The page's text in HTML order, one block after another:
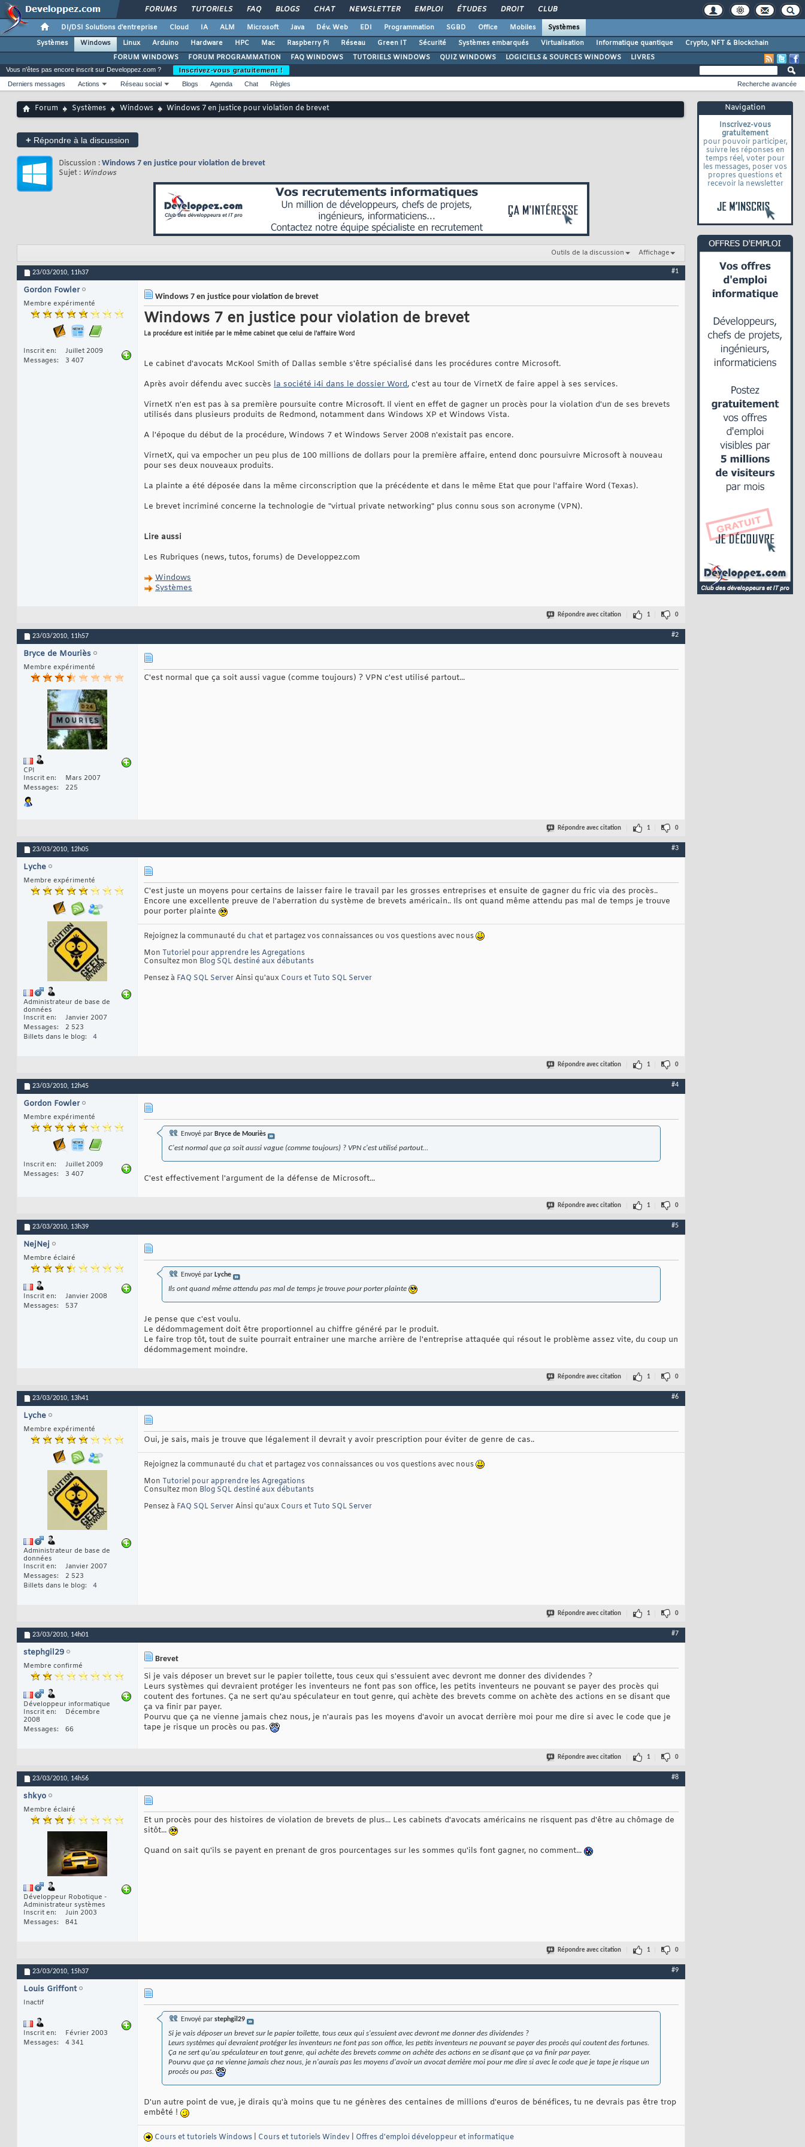
FORUMS TUTORIELS FAQ BLOGS CHAT NEWSLETTER EMPLOI ÉTUDES DROIT CLUB
DI/DSI Solutions d'entreprise Cloud IA ALM Microsoft Java Dév. Web EDI Programmation SGBD Office Mobiles
Systèmes
Systèmes
Windows Linux Arduino Hardware HPC Mac Raspberry Pi Réseau Green IT Sécurité Systèmes embarqués Virtualisation Informatique quantique
Crypto, NFT & Blockchain
FORUM WINDOWS
FORUM PROGRAMMATION FAQ WINDOWS TUTORIELS WINDOWS QUIZ WINDOWS LOGICIELS & SOURCES WINDOWS LIVRES
Navigation
Inscrivez-vous
gratuitement
pour pouvoir participer,
suivre les réponses en
temps réel, voter pour
les messages, poser vos
propres questions et
recevoir la newsletter
Vous n'êtes pas encore inscrit sur Developpez.com ?
Inscrivez-vous gratuitement !
Derniers messages
Actions Réseau social Blogs Agenda Chat Règles Recherche avancée
Forum Systèmes Windows Windows 7 en justice pour violation de brevet
+ Répondre à la discussion
Discussion : Windows 7 en justice pour violation de brevet
Sujet : Windows
Outils de la discussion Affichage
23/03/2010, 11h37 #1
Gordon Fowler
Membre expérimenté
Inscrit en
Juillet 2009
Messages
3 407
Windows 7 en justice pour violation de brevet
Windows 7 en justice pour violation de brevet
La procédure est initiée par le même cabinet que celui de l'affaire Word
Le cabinet d'avocats McKool Smith of Dallas semble s'être spécialisé dans les procédures contre Microsoft.
Après avoir défendu avec succès la société i4i dans le dossier Word, c'est au tour de VirnetX de faire appel à ses services.
VirnetX n'en est pas à sa première poursuite contre Microsoft. Il vient en effet de gagner un procès pour la violation d'un de ses brevets
utilisés dans plusieurs produits de Redmond, notamment dans Windows XP et Windows Vista.
A l'époque du début de la procédure, Windows 7 et Windows Server 2008 n'existait pas encore.
VirnetX, qui va empocher un peu plus de 100 millions de dollars pour la première affaire, entend donc poursuivre Microsoft à nouveau
pour ses deux nouveaux produits.
La plainte a été déposée dans la même circonscription que la précédente et dans le même Etat que pour l'affaire Word (Texas).
Le brevet incriminé concerne la technologie de "virtual private networking" plus connu sous son acronyme (VPN).
Lire aussi
Les Rubriques (news, tutos, forums) de Developpez.com
Windows
Systèmes
Répondre avec citation 1 0
23/03/2010, 11h57 #2
Bryce de Mouriès
Membre expérimenté
CPI
Inscrit en
Mars 2007
Messages
225
C'est normal que ça soit aussi vague (comme toujours) ? VPN c'est utilisé partout...
Répondre avec citation 1 0
23/03/2010, 12h05 #3
Lyche
Membre expérimenté
Administrateur de base de
données
Inscrit en
Janvier 2007
Messages
2 523
Billets dans le blog
4
C'est juste un moyens pour certains de laisser faire le travail par les grosses entreprises et ensuite de gagner du fric via des procès..
Encore une excellente preuve de l'aberration du système de brevets américain.. Ils ont quand même attendu pas mal de temps je trouve
pour porter plainte
Rejoignez la communauté du chatet partagez vos connaissances ou vos questions avec nous
Mon Tutoriel pour apprendre les Agregations
Consultez mon Blog SQL destiné aux débutants
Pensez à FAQ SQL ServerAinsi qu'aux Cours et Tuto SQL Server
Répondre avec citation 1 0
23/03/2010, 12h45 #4
Gordon Fowler
Membre expérimenté
Inscrit en
Juillet 2009
Messages
3 407
Envoyé par Bryce de Mouriès
C'est normal que ça soit aussi vague (comme toujours) ? VPN c'est utilisé partout...
C'est effectivement l'argument de la défense de Microsoft...
Répondre avec citation 1 0
23/03/2010, 13h39 #5
NejNej
Membre éclairé
Inscrit en
Janvier 2008
Messages
537
Envoyé par Lyche
Ils ont quand même attendu pas mal de temps je trouve pour porter plainte
Je pense que c'est voulu.
Le dédommagement doit être proportionnel au chiffre généré par le produit.
Le faire trop tôt, tout de suite pourrait entrainer une marche arrière de l'entreprise attaquée qui résout le problème assez vite, du coup un
dédommagement moindre.
Répondre avec citation 1 0
23/03/2010, 13h41 #6
Lyche
Membre expérimenté
Administrateur de base de
données
Inscrit en
Janvier 2007
Messages
2 523
Billets dans le blog
4
Oui, je sais, mais je trouve que légalement il devrait y avoir prescription pour éviter de genre de cas..
Rejoignez la communauté du chatet partagez vos connaissances ou vos questions avec nous
Mon Tutoriel pour apprendre les Agregations
Consultez mon Blog SQL destiné aux débutants
Pensez à FAQ SQL ServerAinsi qu'aux Cours et Tuto SQL Server
Répondre avec citation 1 0
23/03/2010, 14h01 #7
stephgil29
Membre confirmé
Développeur informatique
Inscrit en
Décembre
2008
Messages
66
Brevet
Si je vais déposer un brevet sur le papier toilette, tous ceux qui s'essuient avec devront me donner des dividendes ?
Leurs systèmes qui devraient protéger les inventeurs ne font pas son office, les petits inventeurs ne pouvant se payer des procès qui
coutent des fortunes. Ça ne sert qu'au spéculateur en tout genre, qui achète des brevets comme on achète des actions en se disant que
ça va finir par payer.
Pourvu que ça ne vienne jamais chez nous, je n'aurais pas les moyens d'avoir un avocat derrière moi pour me dire si avec le code que je
tape je risque un procès ou pas.
Répondre avec citation 1 0
23/03/2010, 14h56 #8
shkyo
Membre éclairé
Développeur Robotique -
Administrateur systèmes
Inscrit en
Juin 2003
Messages
841
Et un procès pour des histoires de violation de brevets de plus... Les cabinets d'avocats américains ne risquent pas d'être au chômage de
sitôt...
Quand on sait qu'ils se payent en prenant de gros pourcentages sur les sommes qu'ils font gagner, no comment...
Répondre avec citation 1 0
23/03/2010, 15h37 #9
Louis Griffont
Inactif
Inscrit en
Février 2003
Messages
4 341
Envoyé par stephgil29
Si je vais déposer un brevet sur le papier toilette, tous ceux qui s'essuient avec devront me donner des dividendes ?
Leurs systèmes qui devraient protéger les inventeurs ne font pas son office, les petits inventeurs ne pouvant se payer des procès qui coutent des fortunes.
Ça ne sert qu'au spéculateur en tout genre, qui achète des brevets comme on achète des actions en se disant que ça va finir par payer.
Pourvu que ça ne vienne jamais chez nous, je n'aurais pas les moyens d'avoir un avocat derrière moi pour me dire si avec le code que je tape je risque un
procès ou pas.
D'un autre point de vue, je dirais qu'à moins que tu ne génères des centaines de millions d'euros de bénéfices, tu ne devrais pas être trop
embêté !
Cours et tutoriels Windows Cours et tutoriels Windev Offres d'emploi développeur et informatique